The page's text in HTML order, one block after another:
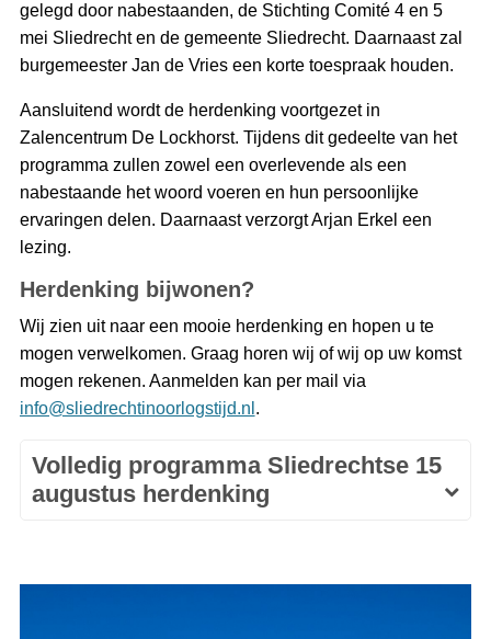
gelegd door nabestaanden, de Stichting Comité 4 en 5
mei Sliedrecht en de gemeente Sliedrecht. Daarnaast zal
burgemeester Jan de Vries een korte toespraak houden.
Aansluitend wordt de herdenking voortgezet in
Zalencentrum De Lockhorst. Tijdens dit gedeelte van het
programma zullen zowel een overlevende als een
nabestaande het woord voeren en hun persoonlijke
ervaringen delen. Daarnaast verzorgt Arjan Erkel een
lezing.
Herdenking bijwonen?
Wij zien uit naar een mooie herdenking en hopen u te
mogen verwelkomen. Graag horen wij of wij op uw komst
mogen rekenen. Aanmelden kan per mail via
info@sliedrechtinoorlogstijd.nl .
Volledig programma Sliedrechtse 15
augustus herdenking